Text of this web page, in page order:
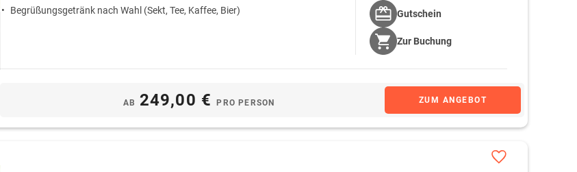
Begrüßungsgetränk nach Wahl (Sekt, Tee, Kaffee, Bier)
AB 249,00 €PRO PERSON ZUM ANGEBOT
Gutschein
Zur Buchung